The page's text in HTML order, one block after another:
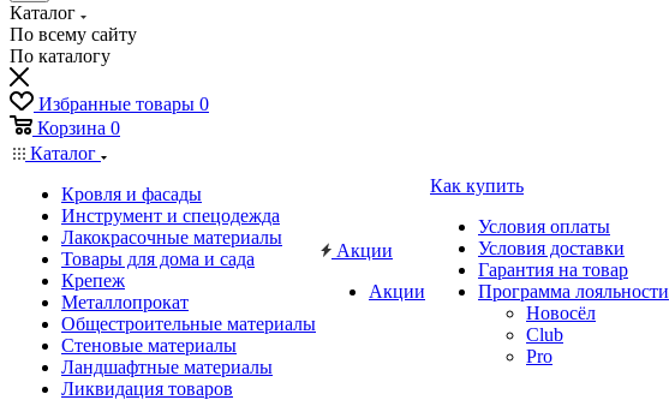
Каталог
По всему сайту
По каталогу
Избранные товары 0
Корзина 0
Каталог
Кровля и фасады
Инструмент и спецодежда
Лакокрасочные материалы
Товары для дома и сада
Крепеж
Металлопрокат
Общестроительные материалы
Стеновые материалы
Ландшафтные материалы
Ликвидация товаров
Акции
Акции
Как купить
Условия оплаты
Условия доставки
Гарантия на товар
Программа лояльности
Новосёл
Club
Pro